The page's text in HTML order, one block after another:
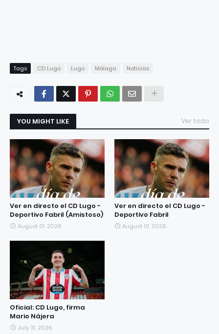
Tags CD Lugo Lugo Málaga Noticias
YOU MIGHT LIKE Ver todo
Ver en directo el CD Lugo -
Deportivo Fabril (Amistoso)
August 01, 2026
Ver en directo el CD Lugo -
Deportivo Fabril
August 01, 2026
Oficial: CD Lugo, firma
Mario Nájera
July 31, 2026